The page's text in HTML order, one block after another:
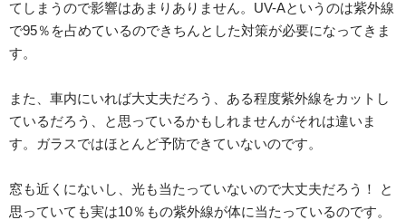
てしまうので影響はあまりありません。UV-Aというのは紫外線
で95％を占めているのできちんとした対策が必要になってきま
す。
また、車内にいれば大丈夫だろう、ある程度紫外線をカットし
ているだろう、と思っているかもしれませんがそれは違いま
す。ガラスではほとんど予防できていないのです。
窓も近くにないし、光も当たっていないので大丈夫だろう！ と
思っていても実は10％もの紫外線が体に当たっているのです。